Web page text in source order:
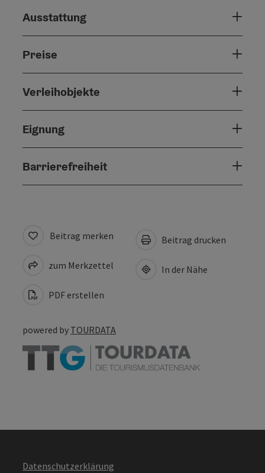
Ausstattung
Preise
Verleihobjekte
Eignung
Barrierefreiheit
Beitrag merken
zum Merkzettel
PDF erstellen
Beitrag drucken
In der Nähe
powered by TOURDATA
Datenschutzerklärung